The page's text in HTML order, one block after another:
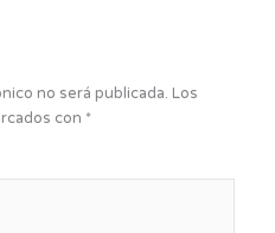
no será publicada. Los
con *